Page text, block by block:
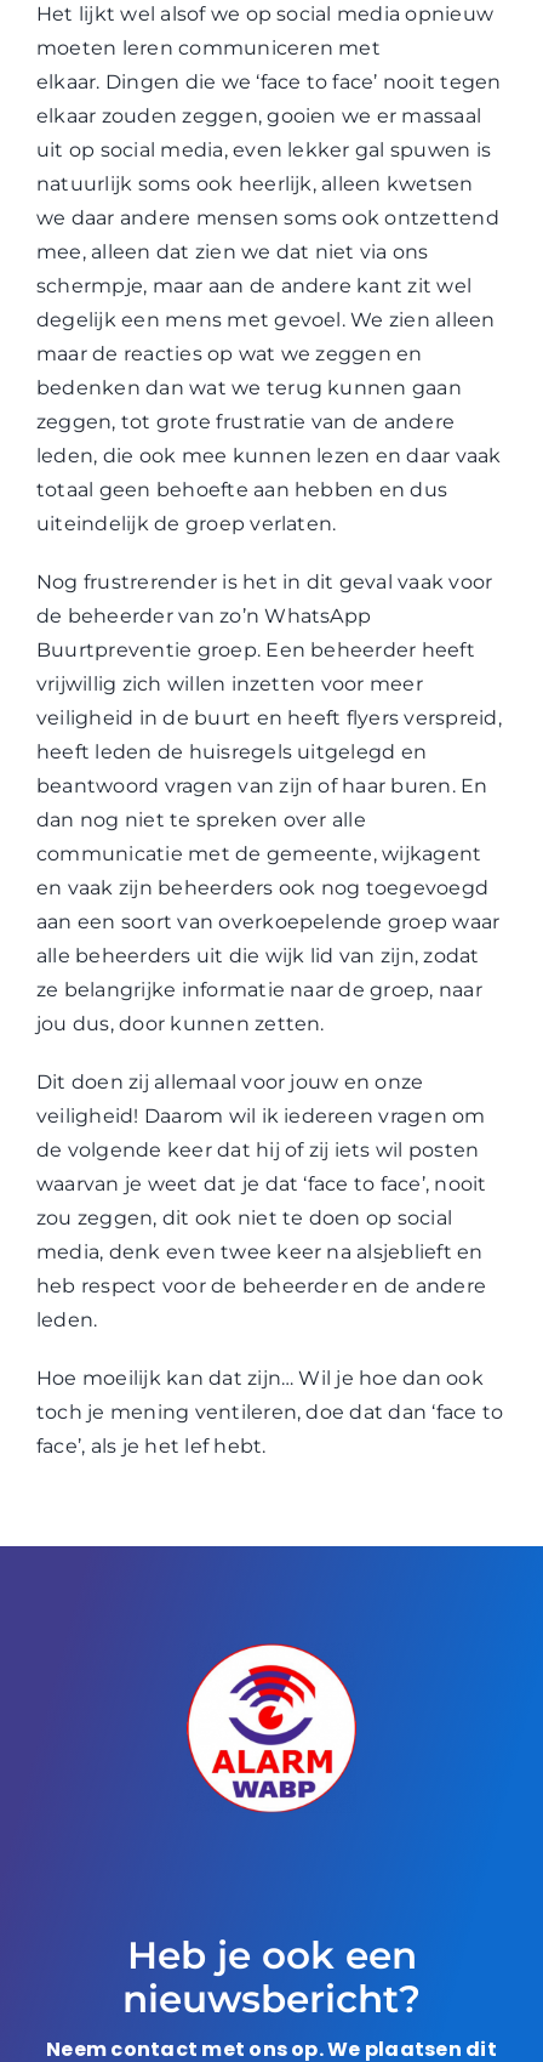
Het lijkt wel alsof we op social media opnieuw
moeten leren communiceren met
elkaar. Dingen die we ‘face to face’ nooit tegen
elkaar zouden zeggen, gooien we er massaal
uit op social media, even lekker gal spuwen is
natuurlijk soms ook heerlijk, alleen kwetsen
we daar andere mensen soms ook ontzettend
mee, alleen dat zien we dat niet via ons
schermpje, maar aan de andere kant zit wel
degelijk een mens met gevoel. We zien alleen
maar de reacties op wat we zeggen en
bedenken dan wat we terug kunnen gaan
zeggen, tot grote frustratie van de andere
leden, die ook mee kunnen lezen en daar vaak
totaal geen behoefte aan hebben en dus
uiteindelijk de groep verlaten.
Nog frustrerender is het in dit geval vaak voor
de beheerder van zo’n WhatsApp
Buurtpreventie groep. Een beheerder heeft
vrijwillig zich willen inzetten voor meer
veiligheid in de buurt en heeft flyers verspreid,
heeft leden de huisregels uitgelegd en
beantwoord vragen van zijn of haar buren. En
dan nog niet te spreken over alle
communicatie met de gemeente, wijkagent
en vaak zijn beheerders ook nog toegevoegd
aan een soort van overkoepelende groep waar
alle beheerders uit die wijk lid van zijn, zodat
ze belangrijke informatie naar de groep, naar
jou dus, door kunnen zetten.
Dit doen zij allemaal voor jouw en onze
veiligheid! Daarom wil ik iedereen vragen om
de volgende keer dat hij of zij iets wil posten
waarvan je weet dat je dat ‘face to face’, nooit
zou zeggen, dit ook niet te doen op social
media, denk even twee keer na alsjeblieft en
heb respect voor de beheerder en de andere
leden.
Hoe moeilijk kan dat zijn… Wil je hoe dan ook
toch je mening ventileren, doe dat dan ‘face to
face’, als je het lef hebt.
Heb je ook een
nieuwsbericht?
Neem contact met ons op. We plaatsen dit